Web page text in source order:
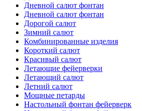
Дневной салют фонтан
Дневной салют фонтан
Дорогой салют
Зимний салют
Комбинированные изделия
Короткий салют
Красивый салют
Летающие фейерверки
Летающий салют
Летний салют
Мощные петарды
Настольный фонтан фейерверк